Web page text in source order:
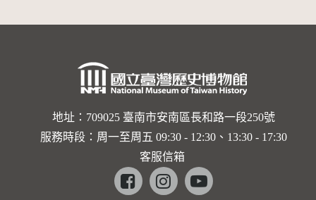
地址：709025 臺南市安南區長和路一段250號
服務時段：周一至周五 09:30 - 12:30、13:30 - 17:30
客服信箱
Facebookinstagramyoutube